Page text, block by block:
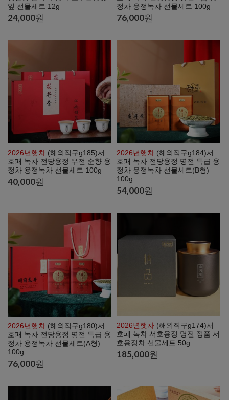
잎 선물세트 12g
24,000원
정차 용정녹차 선물세트 100g
76,000원
2026년햇차 (해외직구g185)서
호패 녹차 전당용정 우전 순향 용
정차 용정녹차 선물세트 100g
40,000원
2026년햇차 (해외직구g184)서
호패 녹차 전당용정 명전 특급 용
정차 용정녹차 선물세트(B형)
100g
54,000원
2026년햇차 (해외직구g180)서
호패 녹차 전당용정 명전 특급 용
정차 용정녹차 선물세트(A형)
100g
76,000원
2026년햇차 (해외직구g174)서
호패 녹차 서호용정 명전 정품 서
호용정차 선물세트 50g
185,000원